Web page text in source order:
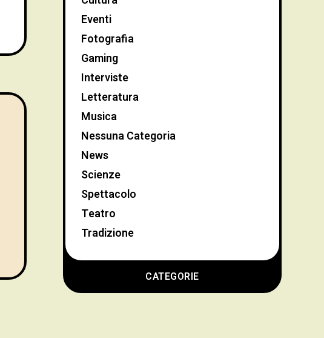
CATEGORIE
Eventi
Fotografia
Gaming
Interviste
Letteratura
Musica
Nessuna Categoria
News
Scienze
Spettacolo
Teatro
Tradizione